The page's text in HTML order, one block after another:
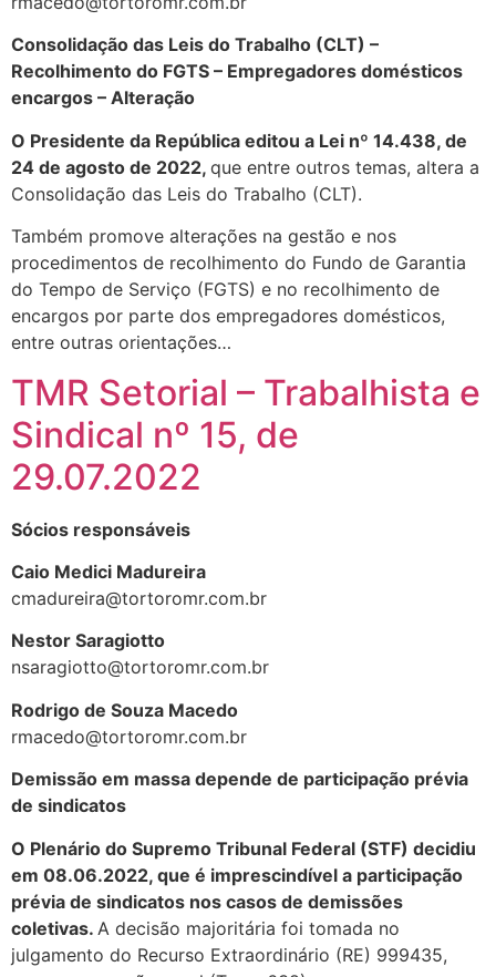
Consolidação das Leis do Trabalho (CLT) –
Recolhimento do FGTS – Empregadores domésticos
encargos – Alteração
O Presidente da República editou a Lei nº 14.438, de
24 de agosto de 2022, que entre outros temas, altera a
Consolidação das Leis do Trabalho (CLT).
Também promove alterações na gestão e nos
procedimentos de recolhimento do Fundo de Garantia
do Tempo de Serviço (FGTS) e no recolhimento de
encargos por parte dos empregadores domésticos,
entre outras orientações…
TMR Setorial – Trabalhista e
Sindical nº 15, de
29.07.2022
Sócios responsáveis
Caio Medici Madureira
cmadureira@tortoromr.com.br
Nestor Saragiotto
nsaragiotto@tortoromr.com.br
Rodrigo de Souza Macedo
rmacedo@tortoromr.com.br
Demissão em massa depende de participação prévia
de sindicatos
O Plenário do Supremo Tribunal Federal (STF) decidiu
em 08.06.2022, que é imprescindível a participação
prévia de sindicatos nos casos de demissões
coletivas. A decisão majoritária foi tomada no
julgamento do Recurso Extraordinário (RE) 999435,